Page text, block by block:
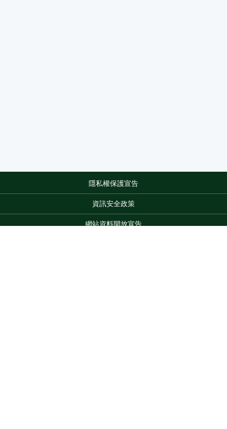
隱私權保護宣告
資訊安全政策
網站資料開放宣告